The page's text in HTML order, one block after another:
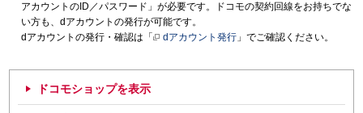
アカウントのID／パスワード」が必要です。ドコモの契約回線をお持ちでな
い方も、dアカウントの発行が可能です。
dアカウントの発行・確認は「
dアカウント発行 」でご確認ください。
ドコモショップを表示